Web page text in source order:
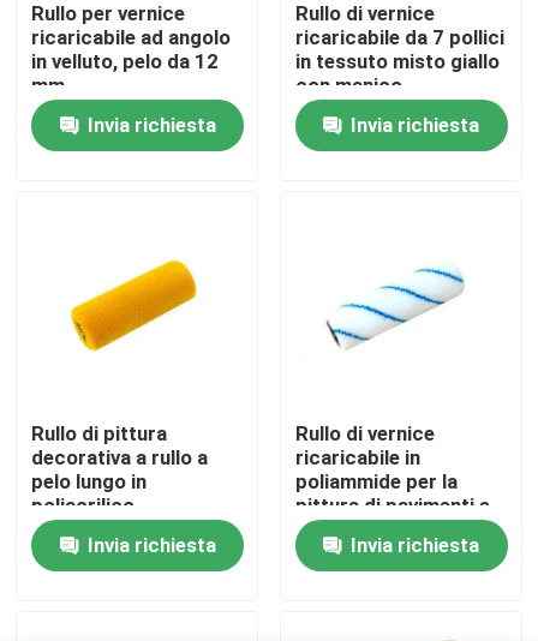
Prodotti
Chi siamo
Contattaci
Tutti i casi
Pennello per la casa
Rullo per vernice
ricaricabile ad angolo
in velluto, pelo da 12
mm
Invia richiesta
Rullo di vernice
ricaricabile da 7 pollici
in tessuto misto giallo
con manico
Invia richiesta
Rullo di pittura
decorativa a rullo a
pelo lungo in
poliacrilico
personalizzato
Invia richiesta
Rullo di vernice
ricaricabile in
poliammide per la
pittura di pavimenti e
pareti
Invia richiesta